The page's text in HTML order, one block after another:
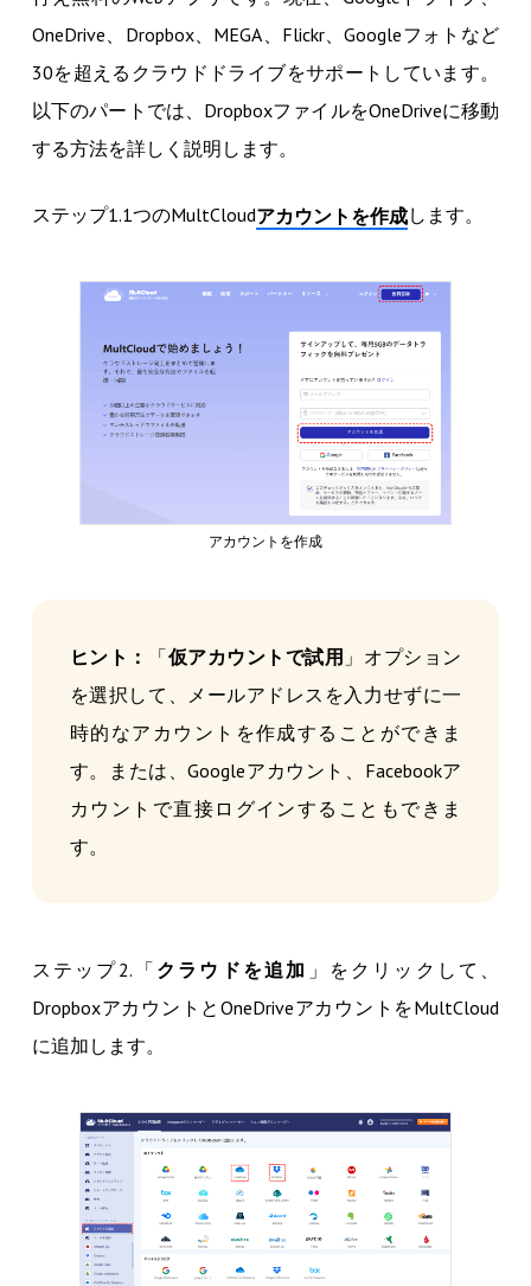
OneDrive、Dropbox、MEGA、Flickr、Googleフォトなど
30を超えるクラウドドライブをサポートしています。
以下のパートでは、DropboxファイルをOneDriveに移動
する方法を詳しく説明します。
ステップ1.1つのMultCloudアカウントを作成します。
アカウントを作成
ヒント： 「仮アカウントで試用 」オプション
を選択して、メールアドレスを入力せずに一
時的なアカウントを作成することができま
す。または、Googleアカウント、Facebookア
カウントで直接ログインすることもできま
す。
ステップ2.「 クラウドを追加 」をクリックして、
DropboxアカウントとOneDriveアカウントをMultCloud
に追加します。